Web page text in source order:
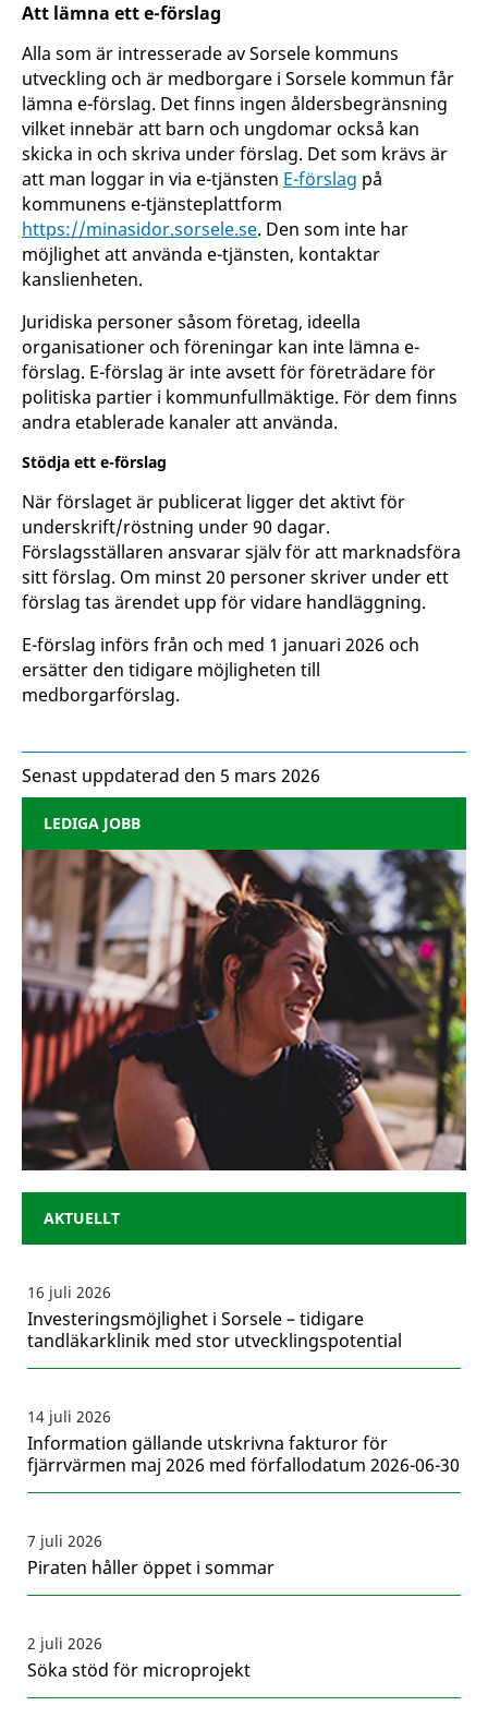
Att lämna ett e-förslag
Alla som är intresserade av Sorsele kommuns
utveckling och är medborgare i Sorsele kommun får
lämna e-förslag. Det finns ingen åldersbegränsning
vilket innebär att barn och ungdomar också kan
skicka in och skriva under förslag. Det som krävs är
att man loggar in via e-tjänsten E-förslag på
kommunens e-tjänsteplattform
https://minasidor.sorsele.se. Den som inte har
möjlighet att använda e-tjänsten, kontaktar
kanslienheten.
Juridiska personer såsom företag, ideella
organisationer och föreningar kan inte lämna e-
förslag. E-förslag är inte avsett för företrädare för
politiska partier i kommunfullmäktige. För dem finns
andra etablerade kanaler att använda.
Stödja ett e-förslag
När förslaget är publicerat ligger det aktivt för
underskrift/röstning under 90 dagar.
Förslagsställaren ansvarar själv för att marknadsföra
sitt förslag. Om minst 20 personer skriver under ett
förslag tas ärendet upp för vidare handläggning.
E-förslag införs från och med 1 januari 2026 och
ersätter den tidigare möjligheten till
medborgarförslag.
Senast uppdaterad den 5 mars 2026
LEDIGA JOBB
AKTUELLT
16 juli 2026
Investeringsmöjlighet i Sorsele – tidigare
tandläkarklinik med stor utvecklingspotential
14 juli 2026
Information gällande utskrivna fakturor för
fjärrvärmen maj 2026 med förfallodatum 2026-06-30
7 juli 2026
Piraten håller öppet i sommar
2 juli 2026
Söka stöd för microprojekt